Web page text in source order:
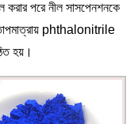
করার পরে নীল সাসপেনশনকে
phthalonitrile
হয়।